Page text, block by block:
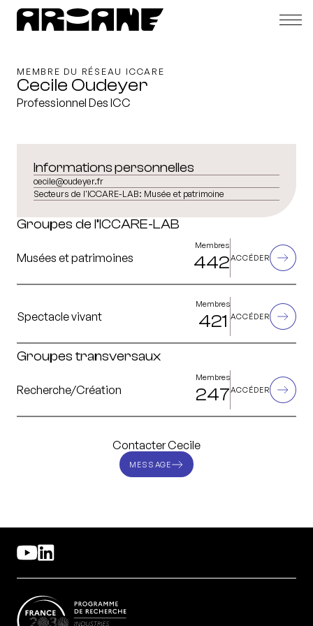
MEMBRE DU RÉSEAU ICCARE
Cecile Oudeyer
Professionnel Des ICC
Informations personnelles
cecile@oudeyer.fr
Secteurs de l'ICCARE-LAB: Musée et patrimoine
Groupes de l’ICCARE-LAB
Musées et patrimoines
Membres
442ACCÉDER
Spectacle vivant
Membres
421 ACCÉDER
Groupes transversaux
Recherche/Création
Membres
247ACCÉDER
Contacter Cecile
MESSAGE